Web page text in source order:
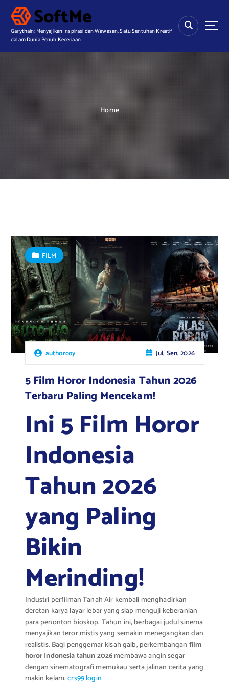
t
Garythain: Menyajikan Inspirasi dan Wawasan, Satu Sentuhan Kreatif
dalam Dunia Penuh Keceriaan
Home
authorcoy Jul, Sen, 2026
FILM
5 Film Horor Indonesia Tahun 2026
Terbaru Paling Mencekam!
Ini 5 Film Horor
Indonesia
Tahun 2026
yang Paling
Bikin
Merinding!
Industri perfilman Tanah Air kembali menghadirkan
deretan karya layar lebar yang siap menguji keberanian
para penonton bioskop. Tahun ini, berbagai judul sinema
menyajikan teror mistis yang semakin menegangkan dan
realistis. Bagi penggemar kisah gaib, perkembangan film
horor Indonesia tahun 2026membawa angin segar
dengan sinematografi memukau serta jalinan cerita yang
makin kelam.crs99 login